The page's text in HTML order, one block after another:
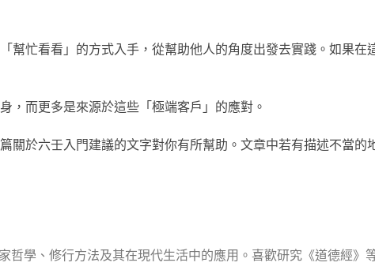
幫忙看看」的方式入手，從幫助他人的角度出發去實踐。如果在
，而更多是來源於這些「極端客戶」的應對。
關於六壬入門建議的文字對你有所幫助。文章中若有描述不當的
哲學、修行方法及其在現代生活中的應用。喜歡研究《道德經》